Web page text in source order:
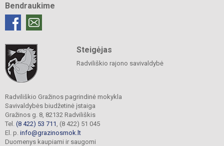
Bendraukime
Steigėjas
Radviliškio rajono savivaldybė
Radviliškio Gražinos pagrindinė mokykla
Savivaldybės biudžetinė įstaiga
Gražinos g. 8, 82132 Radviliškis
Tel. (8 422) 53 711 , (8 422) 51 045
El. p. info@grazinosmok.lt
Duomenys kaupiami ir saugomi